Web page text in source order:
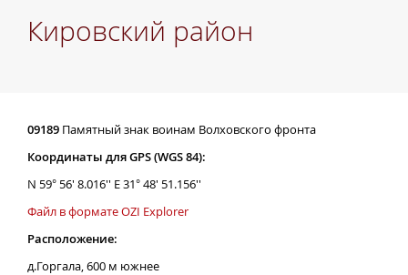
Кировский район
09189 Памятный знак воинам Волховского фронта
Координаты для GPS (WGS 84):
N 59° 56' 8.016'' E 31° 48' 51.156''
Файл в формате OZI Explorer
Расположение:
д.Горгала, 600 м южнее